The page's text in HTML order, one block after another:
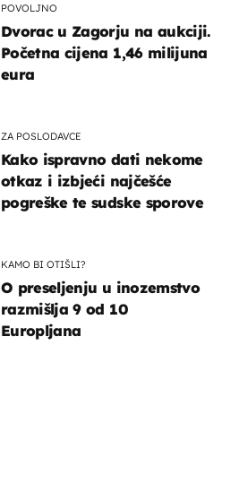
POVOLJNO
Dvorac u Zagorju na aukciji.
Početna cijena 1,46 milijuna
eura
ZA POSLODAVCE
Kako ispravno dati nekome
otkaz i izbjeći najčešće
pogreške te sudske sporove
KAMO BI OTIŠLI?
O preseljenju u inozemstvo
razmišlja 9 od 10
Europljana